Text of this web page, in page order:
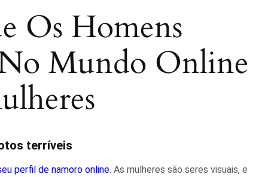
Os Homens
Mundo Online
terríveis
perfil de namoro online. As mulheres são seres visuais, e